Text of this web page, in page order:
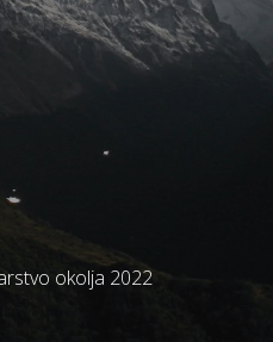
okolja 2022